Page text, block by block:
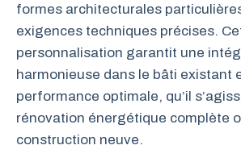
formes architecturales
exigences techniques précises.
personnalisation garantit une
harmonieuse dans le bâti existant
performance optimale, qu’il
rénovation énergétique complète
construction neuve.